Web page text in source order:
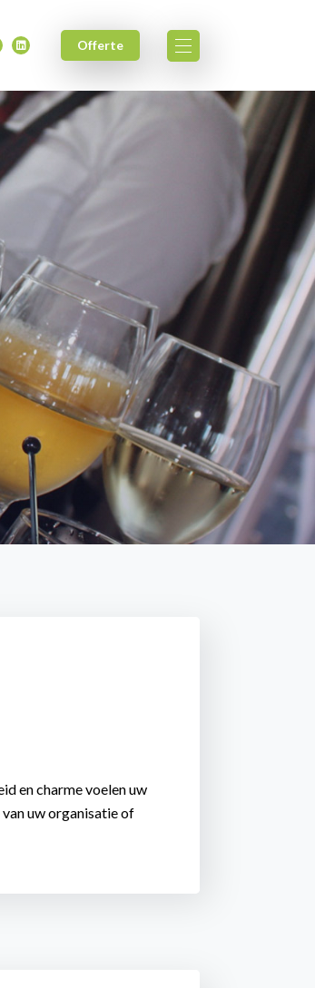
Offerte
en charme voelen uw
uw organisatie of